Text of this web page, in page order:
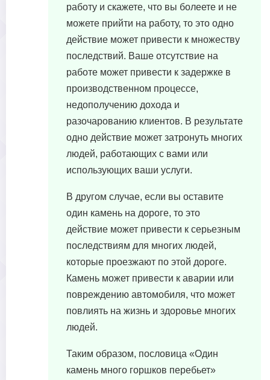
работу и скажете, что вы болеете и не
можете прийти на работу, то это одно
действие может привести к множеству
последствий. Ваше отсутствие на
работе может привести к задержке в
производственном процессе,
недополучению дохода и
разочарованию клиентов. В результате
одно действие может затронуть многих
людей, работающих с вами или
использующих ваши услуги.
В другом случае, если вы оставите
один камень на дороге, то это
действие может привести к серьезным
последствиям для многих людей,
которые проезжают по этой дороге.
Камень может привести к аварии или
повреждению автомобиля, что может
повлиять на жизнь и здоровье многих
людей.
Таким образом, пословица «Один
камень много горшков перебьет»